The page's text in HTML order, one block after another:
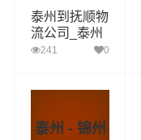
泰州到抚顺物
流公司_泰州
到抚顺货运_
241 0
泰州 - 锦州